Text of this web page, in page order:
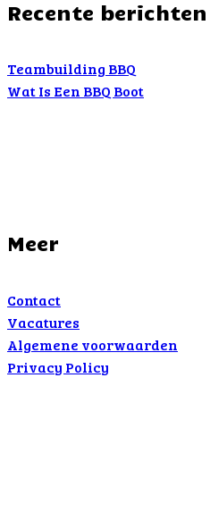
Recente berichten
Teambuilding BBQ
Wat Is Een BBQ Boot
Meer
Contact
Vacatures
Algemene voorwaarden
Privacy Policy